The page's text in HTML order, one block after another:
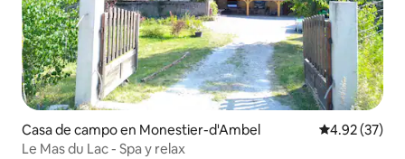
Casa de campo en Monestier-d'Ambel Calificación
4.92 (37)
Le Mas du Lac - Spa y relax